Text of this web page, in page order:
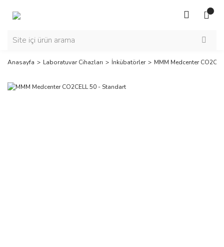
Anasayfa Laboratuvar Cihazları İnkübatörler MMM Medcenter